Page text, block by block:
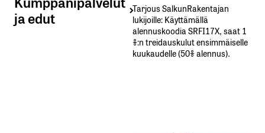
ja edut
Tarjous SalkunRakentajan
lukijoille: Käyttämällä​ ​
alennuskoodia​ ​SRFI17X,​ ​saat​ ​1
%:n treidauskulut​ ​ensimmäiselle​ ​
kuukaudelle​ ​(50%​ ​alennus).